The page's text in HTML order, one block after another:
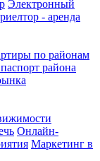
Электронный
- аренда
по районам
района
Онлайн-
Маркетинг в